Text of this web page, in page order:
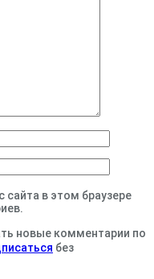
сайта в этом браузере
новые комментарии по
без